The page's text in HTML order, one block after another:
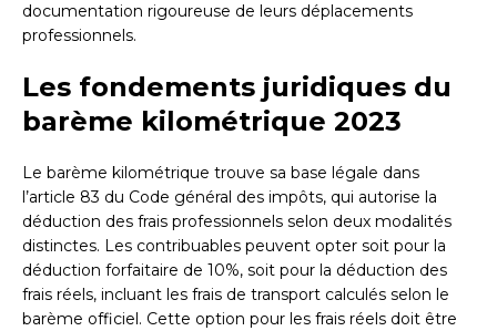
documentation rigoureuse de leurs déplacements
professionnels.
Les fondements juridiques du
barème kilométrique 2023
Le barème kilométrique trouve sa base légale dans
l’article 83 du Code général des impôts, qui autorise la
déduction des frais professionnels selon deux modalités
distinctes. Les contribuables peuvent opter soit pour la
déduction forfaitaire de 10%, soit pour la déduction des
frais réels, incluant les frais de transport calculés selon le
barème officiel. Cette option pour les frais réels doit être